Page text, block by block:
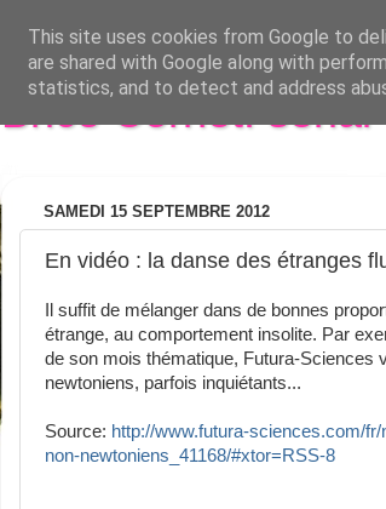
Brice Cornet:
SAMEDI 15 SEPTEMBRE 2012
En vidéo : la danse des étranges
Il suffit de mélanger dans de bonnes
étrange, au comportement insolite. Par
de son mois thématique, Futura-Sciences
newtoniens, parfois inquiétants...
Source: http://www.futura-sciences.com/
non-newtoniens_41168/#xtor=RSS-8
This site uses cookies from Google to
are shared with Google along with
statistics, and to detect and address